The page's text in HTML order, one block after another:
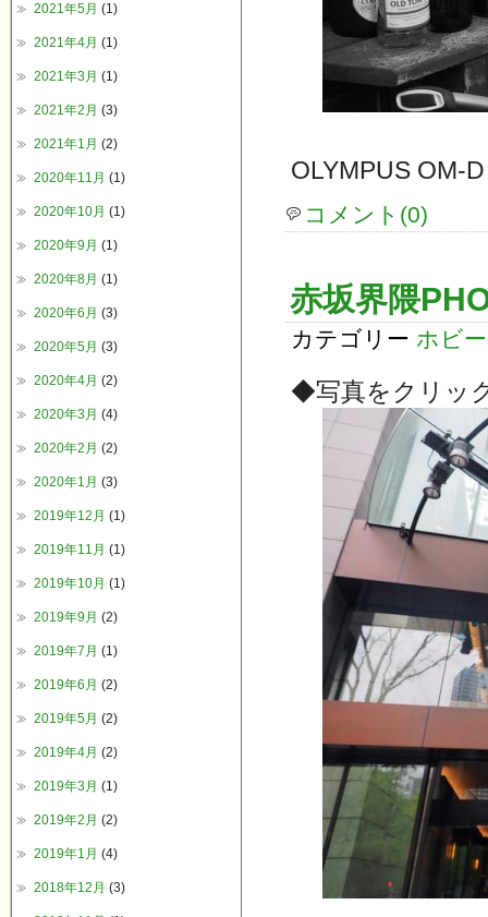
OLYMPUS
コメント(0)
赤坂界隈
カテゴリー ホビー
◆写真をクリッ
2021年5月 (1)
2021年4月 (1)
2021年3月 (1)
2021年2月 (3)
2021年1月 (2)
2020年11月 (1)
2020年10月 (1)
2020年9月 (1)
2020年8月 (1)
2020年6月 (3)
2020年5月 (3)
2020年4月 (2)
2020年3月 (4)
2020年2月 (2)
2020年1月 (3)
2019年12月 (1)
2019年11月 (1)
2019年10月 (1)
2019年9月 (2)
2019年7月 (1)
2019年6月 (2)
2019年5月 (2)
2019年4月 (2)
2019年3月 (1)
2019年2月 (2)
2019年1月 (4)
2018年12月 (3)